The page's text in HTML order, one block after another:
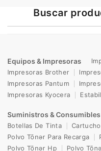
Buscar
Equipos & Impresoras
Impresoras Brother
Impresoras Pantum
Impresoras Kyocera
Suministros & Consumibles
Botellas De Tinta
Polvo Tōnər Para Recarga
Polvo Tōnər Hp
Polvo